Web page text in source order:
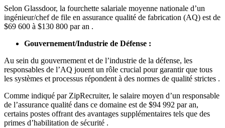
Selon Glassdoor, la fourchette salariale moyenne nationale d’un
ingénieur/chef de file en assurance qualité de fabrication (AQ) est de
$69 600 à $130 800 par an .
Gouvernement/Industrie de Défense :
Au sein du gouvernement et de l’industrie de la défense, les
responsables de l’AQ jouent un rôle crucial pour garantir que tous
les systèmes et processus répondent à des normes de qualité strictes .
Comme indiqué par ZipRecruiter, le salaire moyen d’un responsable
de l’assurance qualité dans ce domaine est de $94 992 par an,
certains postes offrant des avantages supplémentaires tels que des
primes d’habilitation de sécurité .